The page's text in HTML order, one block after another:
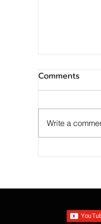
ธอส. ปล่อยสิ
ไทยผ่านมาต
Comments
Write a